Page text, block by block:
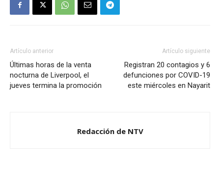
Artículo anterior
Últimas horas de la venta
nocturna de Liverpool, el
jueves termina la promoción
Artículo siguiente
Registran 20 contagios y 6
defunciones por COVID-19
este miércoles en Nayarit
Redacción de NTV